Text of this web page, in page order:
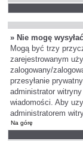
» Nie mogę
Mogą być trzy
zarejestrowanym
zalogowany/
przesyłanie
administrator
wiadomości. Aby
administratorem
Na górę